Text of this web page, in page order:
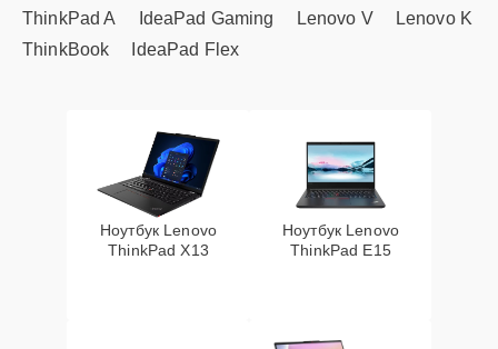
ThinkPad A
IdeaPad Gaming Lenovo V
Lenovo K
ThinkBook
IdeaPad Flex
Ноутбук Lenovo
ThinkPad X13
Ноутбук Lenovo
ThinkPad E15